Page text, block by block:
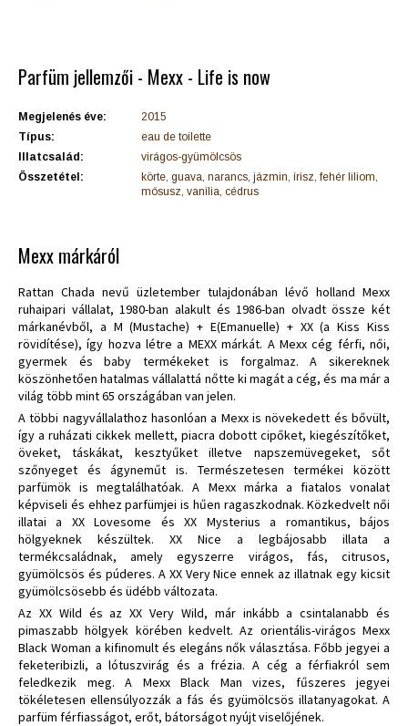
Parfüm jellemzői - Mexx - Life is now
Megjelenés éve:
2015
Típus:
eau de toilette
Illatcsalád:
virágos-gyümölcsös
Összetétel:
körte, guava, narancs, jázmin, írisz, fehér liliom,
mósusz, vanília, cédrus
Mexx márkáról
Rattan Chada nevű üzletember tulajdonában lévő holland Mexx
ruhaipari vállalat, 1980-ban alakult és 1986-ban olvadt össze két
márkanévből, a M (Mustache) + E(Emanuelle) + XX (a Kiss Kiss
rövidítése), így hozva létre a MEXX márkát. A Mexx cég férfi, női,
gyermek és baby termékeket is forgalmaz. A sikereknek
köszönhetően hatalmas vállalattá nőtte ki magát a cég, és ma már a
világ több mint 65 országában van jelen.
A többi nagyvállalathoz hasonlóan a Mexx is növekedett és bővült,
így a ruházati cikkek mellett, piacra dobott cipőket, kiegészítőket,
öveket, táskákat, kesztyűket illetve napszemüvegeket, sőt
szőnyeget és ágyneműt is. Természetesen termékei között
parfümök is megtalálhatóak. A Mexx márka a fiatalos vonalat
képviseli és ehhez parfümjei is hűen ragaszkodnak. Közkedvelt női
illatai a XX Lovesome és XX Mysterius a romantikus, bájos
hölgyeknek készültek. XX Nice a legbájosabb illata a
termékcsaládnak, amely egyszerre virágos, fás, citrusos,
gyümölcsös és púderes. A XX Very Nice ennek az illatnak egy kicsit
gyümölcsösebb és üdébb változata.
Az XX Wild és az XX Very Wild, már inkább a csintalanabb és
pimaszabb hölgyek körében kedvelt. Az orientális-virágos Mexx
Black Woman a kifinomult és elegáns nők választása. Főbb jegyei a
feketeribizli, a lótuszvirág és a frézia. A cég a férfiakról sem
feledkezik meg. A Mexx Black Man vizes, fűszeres jegyei
tökéletesen ellensúlyozzák a fás és gyümölcsös illatanyagokat. A
parfüm férfiasságot, erőt, bátorságot nyújt viselőjének.